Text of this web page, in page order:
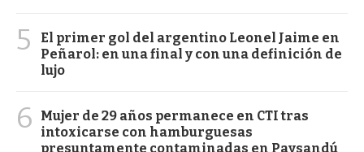
5
El primer gol del argentino Leonel Jaime en
Peñarol: en una final y con una definición de
lujo
6
Mujer de 29 años permanece en CTI tras
intoxicarse con hamburguesas
presuntamente contaminadas en Paysandú